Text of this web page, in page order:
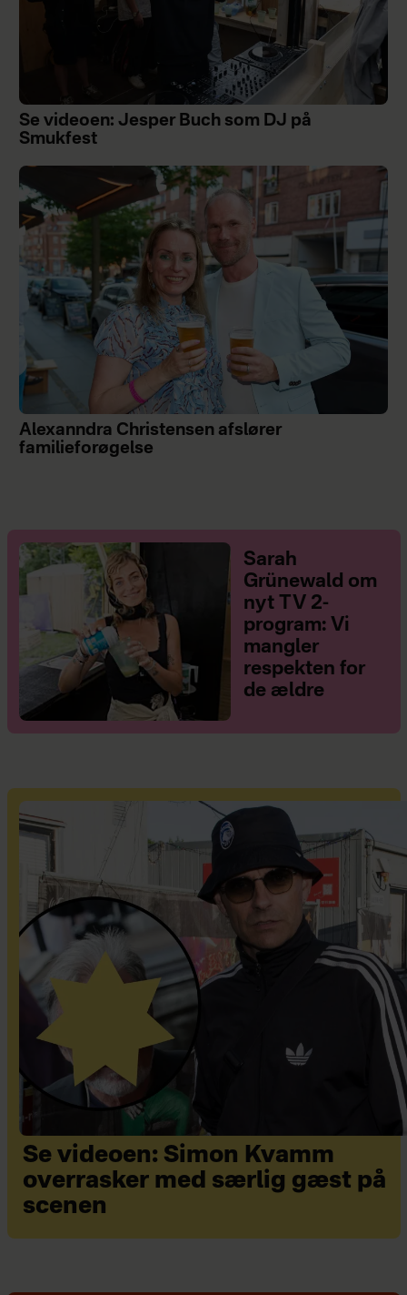
Se videoen: Jesper Buch som DJ på
Smukfest
Alexanndra Christensen afslører
familieforøgelse
Sarah
Grünewald om
nyt TV 2-
program: Vi
mangler
respekten for
de ældre
Se videoen: Simon Kvamm
overrasker med særlig gæst på
scenen